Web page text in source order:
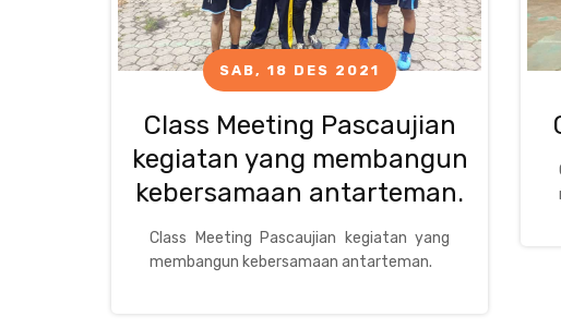
SAB, 18 DES 2021
Class Meeting Pascaujian
kegiatan yang membangun
kebersamaan antarteman.
Class Meeting Pascaujian kegiatan yang
membangun kebersamaan antarteman.